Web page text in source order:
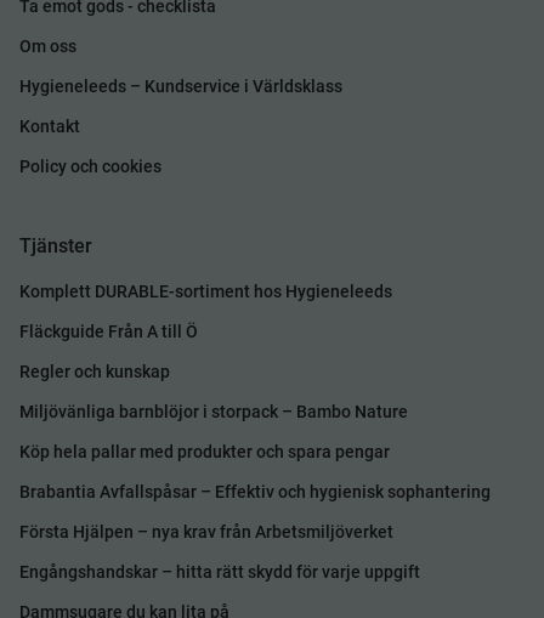
Ta emot gods - checklista
Om oss
Hygieneleeds – Kundservice i Världsklass
Kontakt
Policy och cookies
Tjänster
Komplett DURABLE-sortiment hos Hygieneleeds
Fläckguide Från A till Ö
Regler och kunskap
Miljövänliga barnblöjor i storpack – Bambo Nature
Köp hela pallar med produkter och spara pengar
Brabantia Avfallspåsar – Effektiv och hygienisk sophantering
Första Hjälpen – nya krav från Arbetsmiljöverket
Engångshandskar – hitta rätt skydd för varje uppgift
Dammsugare du kan lita på